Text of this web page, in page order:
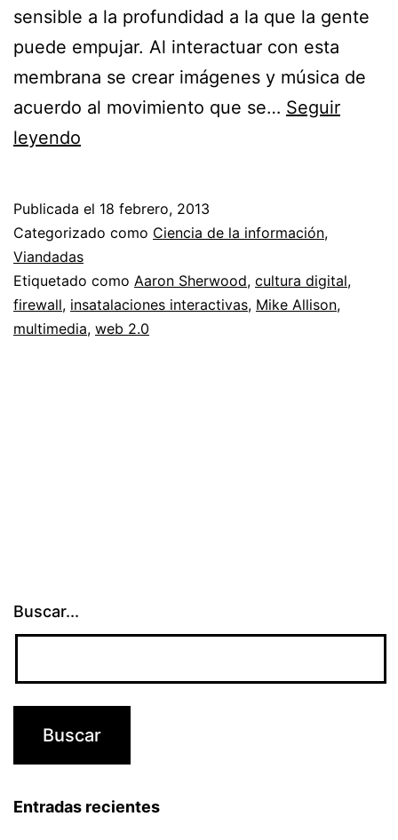
sensible a la profundidad a la que la gente
puede empujar. Al interactuar con esta
membrana se crear imágenes y música de
acuerdo al movimiento que se… Seguir
leyendo
Publicada el 18 febrero, 2013
Categorizado como Ciencia de la información,
Viandadas
Etiquetado como Aaron Sherwood, cultura digital,
firewall, insatalaciones interactivas, Mike Allison,
multimedia, web 2.0
Buscar...
Entradas recientes